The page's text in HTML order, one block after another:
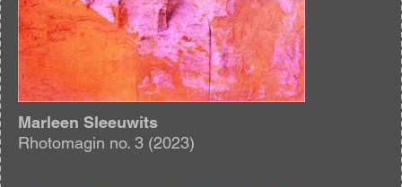
Marleen Sleeuwits
Rhotomagin no. 3 (2023)